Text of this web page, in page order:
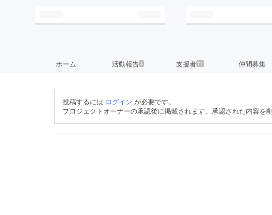
ホーム 活動報告4 支援者71 仲間募集
投稿するには ログイン が必要です。
プロジェクトオーナーの承認後に掲載されます。承認された内容を